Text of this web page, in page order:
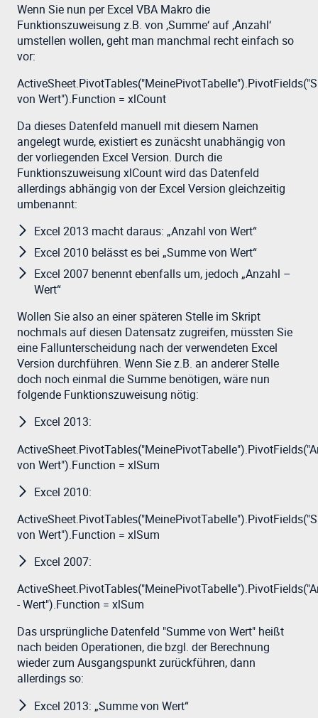
Wenn Sie nun per Excel VBA Makro die
Funktionszuweisung z.B. von ‚Summe‘ auf ‚Anzahl‘
umstellen wollen, geht man manchmal recht einfach so
vor:
von Wert").Function = xlCount
Da dieses Datenfeld manuell mit diesem Namen
angelegt wurde, existiert es zunäcsht unabhängig von
der vorliegenden Excel Version. Durch die
Funktionszuweisung xlCount wird das Datenfeld
allerdings abhängig von der Excel Version gleichzeitig
umbenannt:
Excel 2013 macht daraus: „Anzahl von Wert“
Excel 2010 belässt es bei „Summe von Wert“
Excel 2007 benennt ebenfalls um, jedoch „Anzahl –
Wert“
Wollen Sie also an einer späteren Stelle im Skript
nochmals auf diesen Datensatz zugreifen, müssten Sie
eine Fallunterscheidung nach der verwendeten Excel
Version durchführen. Wenn Sie z.B. an anderer Stelle
doch noch einmal die Summe benötigen, wäre nun
folgende Funktionszuweisung nötig:
Excel 2013:
von Wert").Function = xlSum
Excel 2010:
von Wert").Function = xlSum
Excel 2007:
- Wert").Function = xlSum
Das ursprüngliche Datenfeld "Summe von Wert" heißt
nach beiden Operationen, die bzgl. der Berechnung
wieder zum Ausgangspunkt zurückführen, dann
allerdings so:
Excel 2013: „Summe von Wert“